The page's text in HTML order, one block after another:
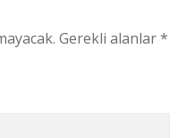
Gerekli alanlar*